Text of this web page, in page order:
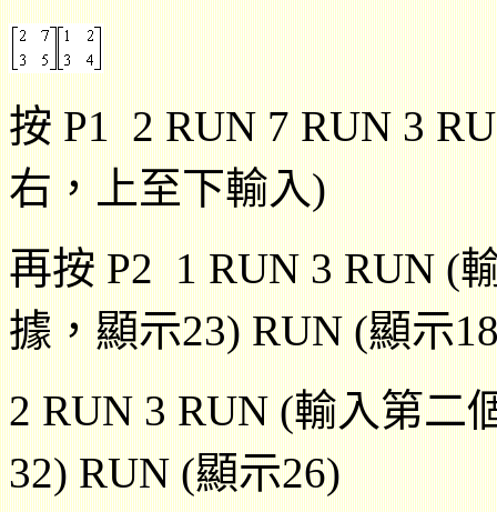
按 P1 2 RUN 7 RUN 3
右，上至下輸入)
再按 P2 1 RUN 3 RUN (
據，顯示23) RUN (顯示
2 RUN 3 RUN (輸入第二
32) RUN (顯示26)